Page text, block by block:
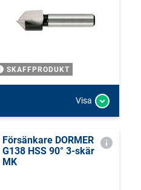
SKAFFPRODUKT
Visa
Försänkare DORMER
G138 HSS 90° 3-skär
MK